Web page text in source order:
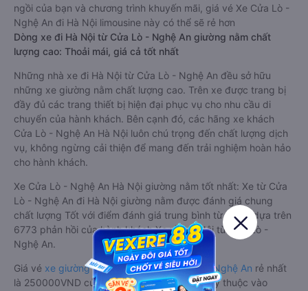
ngồi của bạn và chương trình khuyến mãi, giá vé Xe Cửa Lò -
Nghệ An đi Hà Nội limousine này có thể sẽ rẻ hơn
Dòng xe đi Hà Nội từ Cửa Lò - Nghệ An giường nằm chất
lượng cao: Thoải mái, giá cả tốt nhất
Những nhà xe đi Hà Nội từ Cửa Lò - Nghệ An đều sở hữu
những xe giường nằm chất lượng cao. Trên xe được trang bị
đầy đủ các trang thiết bị hiện đại phục vụ cho nhu cầu di
chuyển của hành khách. Bên cạnh đó, các hãng xe khách
Cửa Lò - Nghệ An Hà Nội luôn chú trọng đến chất lượng dịch
vụ, không ngừng cải thiện để mang đến trải nghiệm hoàn hảo
cho hành khách.
Xe Cửa Lò - Nghệ An Hà Nội giường nằm tốt nhất: Xe từ Cửa
Lò - Nghệ An đi Hà Nội giường nằm được đánh giá chung
chất lượng Tốt với điểm đánh giá trung bình từ 4.5/5 dựa trên
6773 phản hồi của hành khách Xe về Hà Nội từ Cửa Lò -
Nghệ An.
Giá vé xe giường nằm đi Hà Nội từ Cửa Lò - Nghệ An rẻ nhất
là 250000VND của hãng xe Tân Minh Hà. Tùy thuộc vào